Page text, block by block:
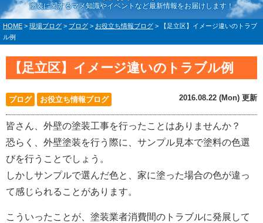
塗装に関するマメ知識やイベントなど最新情報をお届けします！
HOME > 現場ブログ > ブログ > お役立ち情報ブログ >
【足立区】イメージ違いのトラブ
ル例
【足立区】イメージ違いのトラブル例
ブログ お役立ち情報ブログ 2016.08.22 (Mon) 更新
皆さん、外壁の塗装工事を行ったことはありませんか？
恐らく、外壁塗装を行う際に、サンプル見本で塗料の色選
びを行うことでしょう。
しかしサンプルで選んだ色と、家に塗った場合の色が違っ
て感じられることがあります。
こういったことが、塗装業者消費間のトラブルに発展して